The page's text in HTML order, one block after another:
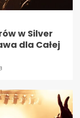
w Silver
dla Całej